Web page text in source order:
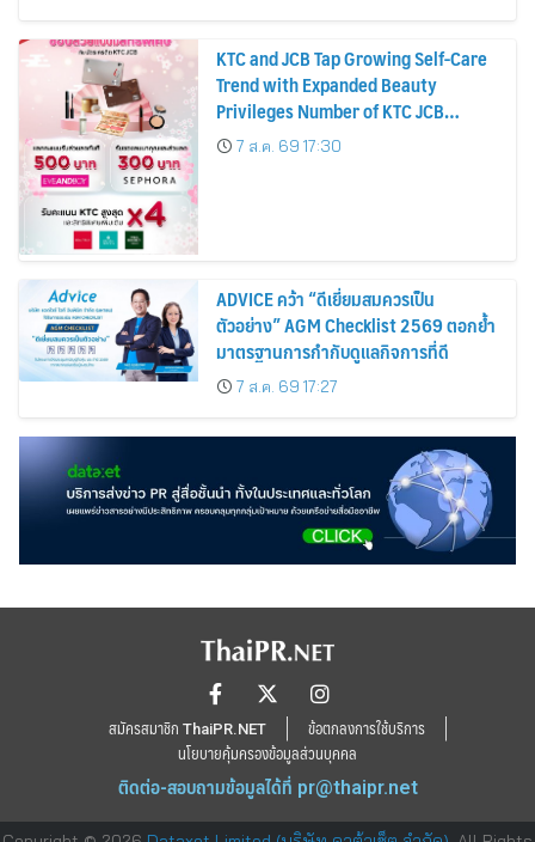
KTC and JCB Tap Growing Self-Care
Trend with Expanded Beauty
Privileges Number of KTC JCB
Cardmembers Spending on
Cosmetics Rises 26%
7 ส.ค. 69 17:30
ADVICE คว้า “ดีเยี่ยมสมควรเป็น
ตัวอย่าง” AGM Checklist 2569 ตอกย้ำ
มาตรฐานการกำกับดูแลกิจการที่ดี
7 ส.ค. 69 17:27
สมัครสมาชิก ThaiPR.NET
ข้อตกลงการใช้บริการ
นโยบายคุ้มครองข้อมูลส่วนบุคคล
ติดต่อ-สอบถามข้อมูลได้ที่ pr@thaipr.net